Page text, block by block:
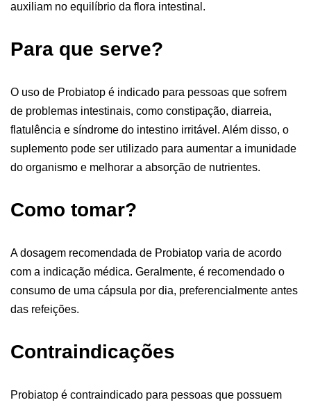
auxiliam no equilíbrio da flora intestinal.
Para que serve?
O uso de Probiatop é indicado para pessoas que sofrem
de problemas intestinais, como constipação, diarreia,
flatulência e síndrome do intestino irritável. Além disso, o
suplemento pode ser utilizado para aumentar a imunidade
do organismo e melhorar a absorção de nutrientes.
Como tomar?
A dosagem recomendada de Probiatop varia de acordo
com a indicação médica. Geralmente, é recomendado o
consumo de uma cápsula por dia, preferencialmente antes
das refeições.
Contraindicações
Probiatop é contraindicado para pessoas que possuem